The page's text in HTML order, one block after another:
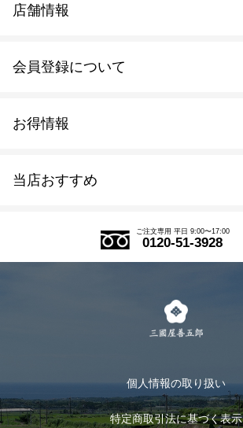
当店おすすめ
式部の香りシリーズ
お茶のギフト
お得情報
会員登録について
会員規約について
ログイン
店舗情報
ご注文専用 平日 9:00〜17:00
0120-51-3928
個人情報の取り扱い
特定商取引法に基づく表示